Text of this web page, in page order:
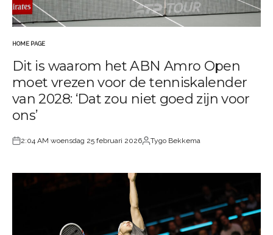
HOME PAGE
Dit is waarom het ABN Amro Open
moet vrezen voor de tenniskalender
van 2028: ‘Dat zou niet goed zijn voor
ons’
Geplaatst
2:04 AM woensdag 25 februari 2026
Geplaatst
Tygo Bekkema